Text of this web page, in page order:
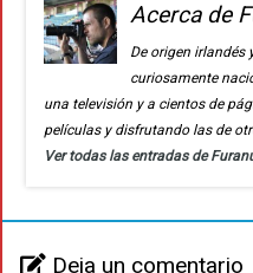
Acerca de
De origen irlandés
curiosamente
una televisión y a cientos de
películas y disfrutando las de
Ver todas las entradas de
Deja un comentario